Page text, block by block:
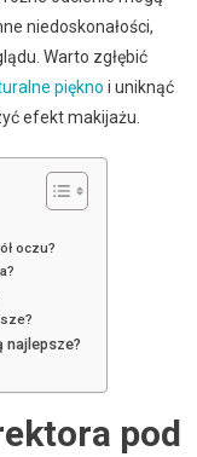
niedoskonałości,
Warto zgłębić
piękno i uniknąć
efekt makijażu.
oczu?
najlepsze?
pod